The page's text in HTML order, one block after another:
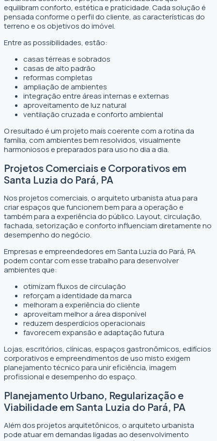
equilibram conforto, estética e praticidade. Cada solução é
pensada conforme o perfil do cliente, as características do
terreno e os objetivos do imóvel.
Entre as possibilidades, estão:
casas térreas e sobrados
casas de alto padrão
reformas completas
ampliação de ambientes
integração entre áreas internas e externas
aproveitamento de luz natural
ventilação cruzada e conforto ambiental
O resultado é um projeto mais coerente com a rotina da
família, com ambientes bem resolvidos, visualmente
harmoniosos e preparados para uso no dia a dia.
Projetos Comerciais e Corporativos em
Santa Luzia do Pará, PA
Nos projetos comerciais, o arquiteto urbanista atua para
criar espaços que funcionem bem para a operação e
também para a experiência do público. Layout, circulação,
fachada, setorização e conforto influenciam diretamente no
desempenho do negócio.
Empresas e empreendedores em Santa Luzia do Pará, PA
podem contar com esse trabalho para desenvolver
ambientes que:
otimizam fluxos de circulação
reforçam a identidade da marca
melhoram a experiência do cliente
aproveitam melhor a área disponível
reduzem desperdícios operacionais
favorecem expansão e adaptação futura
Lojas, escritórios, clínicas, espaços gastronômicos, edifícios
corporativos e empreendimentos de uso misto exigem
planejamento técnico para unir eficiência, imagem
profissional e desempenho do espaço.
Planejamento Urbano, Regularização e
Viabilidade em Santa Luzia do Pará, PA
Além dos projetos arquitetônicos, o arquiteto urbanista
pode atuar em demandas ligadas ao desenvolvimento